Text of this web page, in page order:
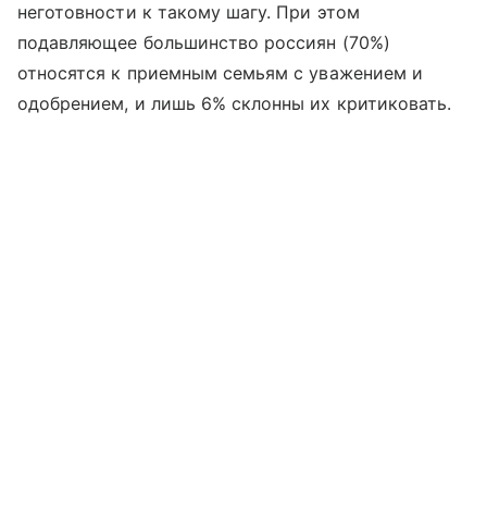
неготовности к такому шагу. При этом
подавляющее большинство россиян (70%)
относятся к приемным семьям с уважением и
одобрением, и лишь 6% склонны их критиковать.